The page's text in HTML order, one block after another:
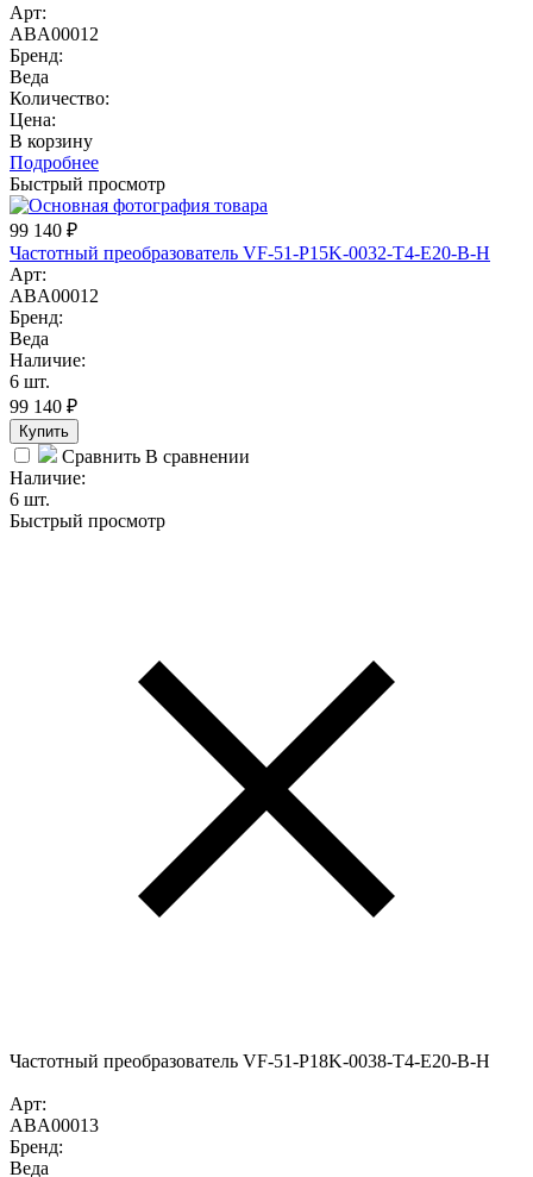
Арт:
ABA00012
Бренд:
Веда
Количество:
Цена:
В корзину
Подробнее
Быстрый просмотр
99 140 ₽
Частотный преобразователь VF-51-P15K-0032-T4-E20-B-H
Арт:
ABA00012
Бренд:
Веда
Наличие:
6 шт.
99 140 ₽
Купить
Сравнить В сравнении
Наличие:
6 шт.
Быстрый просмотр
Частотный преобразователь VF-51-P18K-0038-T4-E20-B-H
Арт:
ABA00013
Бренд:
Веда